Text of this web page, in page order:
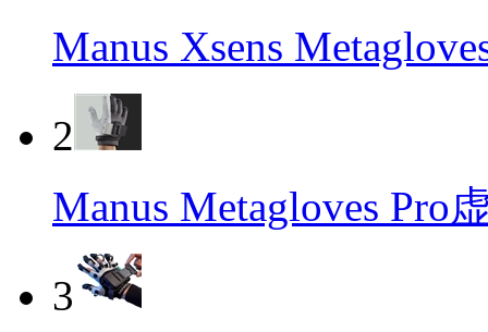
Manus Xsens
2
Manus Metagloves Pro
3